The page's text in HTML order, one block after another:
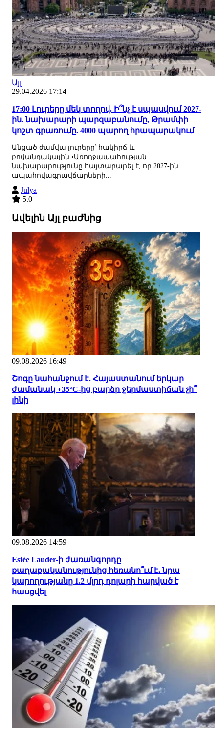
Այլ
29.04.2026 17:14
17:00 Լուրերը մեկ տողով. Ի՞նչ է սպասվում 2027-
ին. նախարարի պարզաբանումը, Թրամփի
կոշտ գրառումը. 4000 պարող հրապարակում
Անցած ժամվա լուրերը՝ հակիրճ և
բովանդակային.•Առողջապահության
նախարարությունը հայտարարել է, որ 2027-ին
ապահովագրավճարների...
Julya
5.0
Ավելին Այլ բաժնից
09.08.2026 16:49
Շոգը նահանջում է․ Հայաստանում երկար
ժամանակ +35°C-ից բարձր ջերմաստիճան չի՞
լինի
09.08.2026 14:59
Estée Lauder-ի ժառանգորդը
քաղաքականությունից հեռանո՞ւմ է․ նրա
կարողությանը 1.2 մլրդ դոլարի հարված է
հասցվել